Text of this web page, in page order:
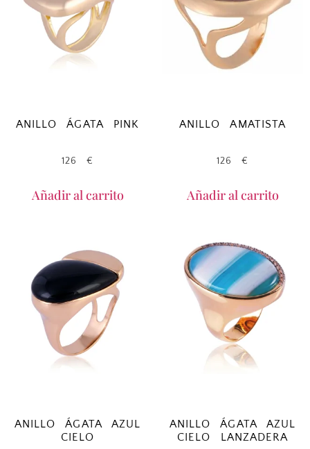
ANILLO ÁGATA PINK
126€
Añadir al carrito
ANILLO AMATISTA
126€
Añadir al carrito
ANILLO ÁGATA AZUL
CIELO
ANILLO ÁGATA AZUL
CIELO LANZADERA